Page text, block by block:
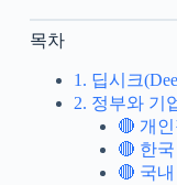
목차
1. 딥시크
2. 정부와 기
🔴 개
🔴 한
🔴 국